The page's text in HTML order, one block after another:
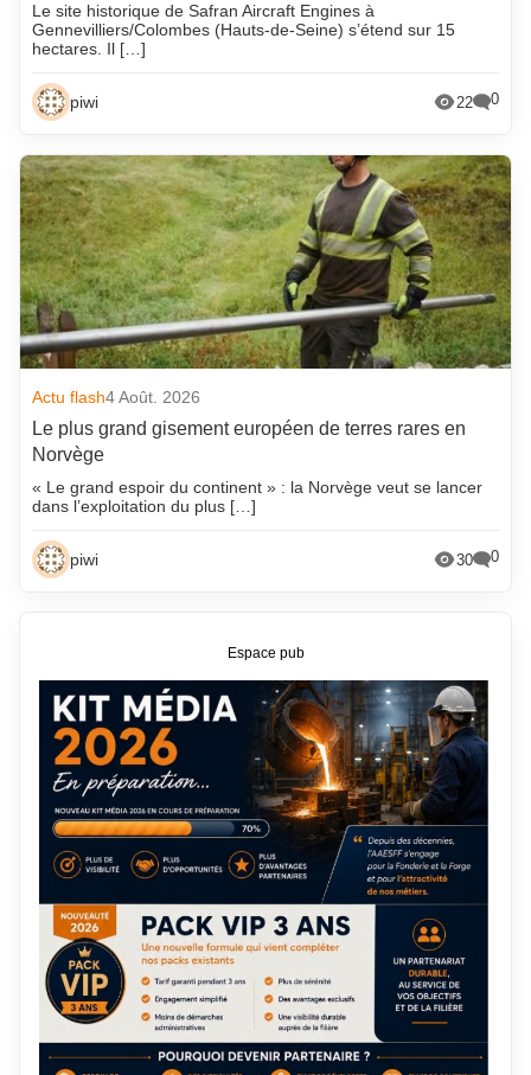
Le site historique de Safran Aircraft Engines à
Gennevilliers/Colombes (Hauts-de-Seine) s’étend sur 15
hectares. Il […]
piwi 22 0
Actu flash4 Août. 2026
Le plus grand gisement européen de terres rares en
Norvège
« Le grand espoir du continent » : la Norvège veut se lancer
dans l’exploitation du plus […]
piwi 30 0
Espace pub